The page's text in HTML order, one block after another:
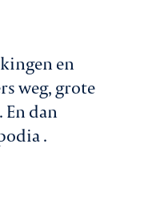
en
weg, grote
dan
.